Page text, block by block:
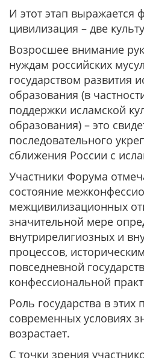
И этот этап выражается
цивилизация – две
Возросшее внимание
нуждам российских
государством развития
образования (в
поддержки исламской
образования) – это
последовательного
сближения России с
Участники Форума
состояние
межцивилизационных
значительной мере
внутрирелигиозных и
процессов,
повседневной
конфессиональной
Роль государства в этих
современных условиях
возрастает.
С точки зрения